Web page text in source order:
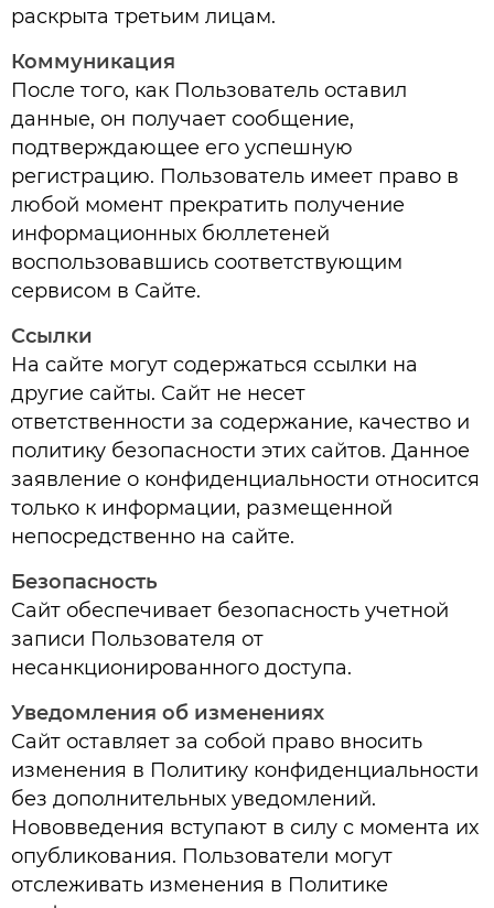
раскрыта третьим лицам.
Коммуникация
После того, как Пользователь оставил
данные, он получает сообщение,
подтверждающее его успешную
регистрацию. Пользователь имеет право в
любой момент прекратить получение
информационных бюллетеней
воспользовавшись соответствующим
сервисом в Сайте.
Ссылки
На сайте могут содержаться ссылки на
другие сайты. Сайт не несет
ответственности за содержание, качество и
политику безопасности этих сайтов. Данное
заявление о конфиденциальности относится
только к информации, размещенной
непосредственно на сайте.
Безопасность
Сайт обеспечивает безопасность учетной
записи Пользователя от
несанкционированного доступа.
Уведомления об изменениях
Сайт оставляет за собой право вносить
изменения в Политику конфиденциальности
без дополнительных уведомлений.
Нововведения вступают в силу с момента их
опубликования. Пользователи могут
отслеживать изменения в Политике